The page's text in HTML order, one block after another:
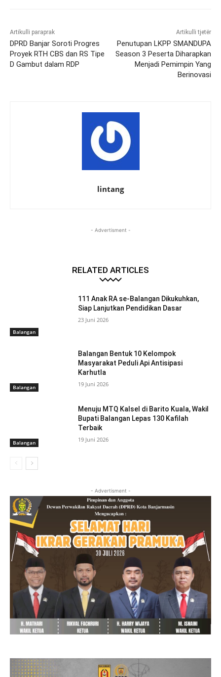
Artikulli paraprak
DPRD Banjar Soroti Progres
Proyek RTH CBS dan RS Tipe
D Gambut dalam RDP
Artikulli tjetër
Penutupan LKPP SMANDUPA
Season 3 Peserta Diharapkan
Menjadi Pemimpin Yang
Berinovasi
lintang
- Advertisment -
RELATED ARTICLES
Balangan
111 Anak RA se-Balangan Dikukuhkan,
Siap Lanjutkan Pendidikan Dasar
23 Juni 2026
Balangan
Balangan Bentuk 10 Kelompok
Masyarakat Peduli Api Antisipasi
Karhutla
19 Juni 2026
Balangan
Menuju MTQ Kalsel di Barito Kuala, Wakil
Bupati Balangan Lepas 130 Kafilah
Terbaik
19 Juni 2026
- Advertisment -